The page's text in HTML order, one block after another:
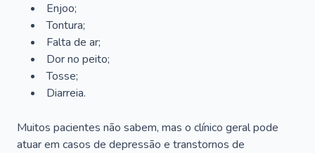
Enjoo;
Tontura;
Falta de ar;
Dor no peito;
Tosse;
Diarreia.
Muitos pacientes não sabem, mas o clínico geral pode
atuar em casos de depressão e transtornos de